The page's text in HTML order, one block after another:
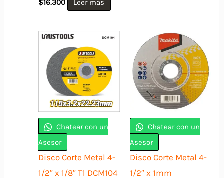
$16.300 Leer más
Chatear con un
Asesor
Disco Corte Metal 4-
1/2″ x 1/8″ T1 DCM104
Chatear con un
Asesor
Disco Corte Metal 4-
1/2″ x 1mm